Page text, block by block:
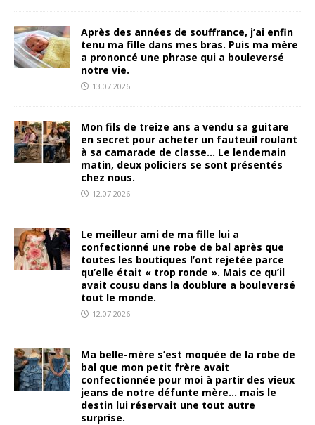
Après des années de souffrance, j’ai enfin
tenu ma fille dans mes bras. Puis ma mère
a prononcé une phrase qui a bouleversé
notre vie.
13.07.2026
Mon fils de treize ans a vendu sa guitare
en secret pour acheter un fauteuil roulant
à sa camarade de classe… Le lendemain
matin, deux policiers se sont présentés
chez nous.
12.07.2026
Le meilleur ami de ma fille lui a
confectionné une robe de bal après que
toutes les boutiques l’ont rejetée parce
qu’elle était « trop ronde ». Mais ce qu’il
avait cousu dans la doublure a bouleversé
tout le monde.
12.07.2026
Ma belle-mère s’est moquée de la robe de
bal que mon petit frère avait
confectionnée pour moi à partir des vieux
jeans de notre défunte mère… mais le
destin lui réservait une tout autre
surprise.